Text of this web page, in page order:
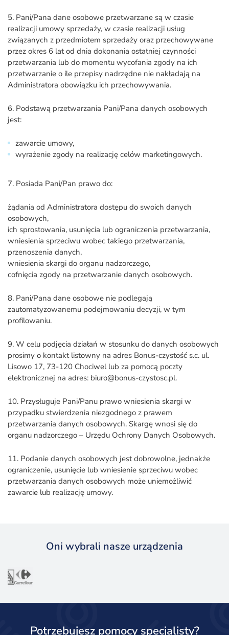
5. Pani/Pana dane osobowe przetwarzane są w czasie
realizacji umowy sprzedaży, w czasie realizacji usług
związanych z przedmiotem sprzedaży oraz przechowywane
przez okres 6 lat od dnia dokonania ostatniej czynności
przetwarzania lub do momentu wycofania zgody na ich
przetwarzanie o ile przepisy nadrzędne nie nakładają na
Administratora obowiązku ich przechowywania.
6. Podstawą przetwarzania Pani/Pana danych osobowych
jest:
zawarcie umowy,
wyrażenie zgody na realizację celów marketingowych.
7. Posiada Pani/Pan prawo do:
żądania od Administratora dostępu do swoich danych
osobowych,
ich sprostowania, usunięcia lub ograniczenia przetwarzania,
wniesienia sprzeciwu wobec takiego przetwarzania,
przenoszenia danych,
wniesienia skargi do organu nadzorczego,
cofnięcia zgody na przetwarzanie danych osobowych.
8. Pani/Pana dane osobowe nie podlegają
zautomatyzowanemu podejmowaniu decyzji, w tym
profilowaniu.
9. W celu podjęcia działań w stosunku do danych osobowych
prosimy o kontakt listowny na adres Bonus-czystość s.c. ul.
Lisowo 17, 73-120 Chociwel lub za pomocą poczty
elektronicznej na adres: biuro@bonus-czystosc.pl.
10. Przysługuje Pani/Panu prawo wniesienia skargi w
przypadku stwierdzenia niezgodnego z prawem
przetwarzania danych osobowych. Skargę wnosi się do
organu nadzorczego – Urzędu Ochrony Danych Osobowych.
11. Podanie danych osobowych jest dobrowolne, jednakże
ograniczenie, usunięcie lub wniesienie sprzeciwu wobec
przetwarzania danych osobowych może uniemożliwić
zawarcie lub realizację umowy.
Oni wybrali nasze urządzenia
Potrzebujesz pomocy specjalisty?